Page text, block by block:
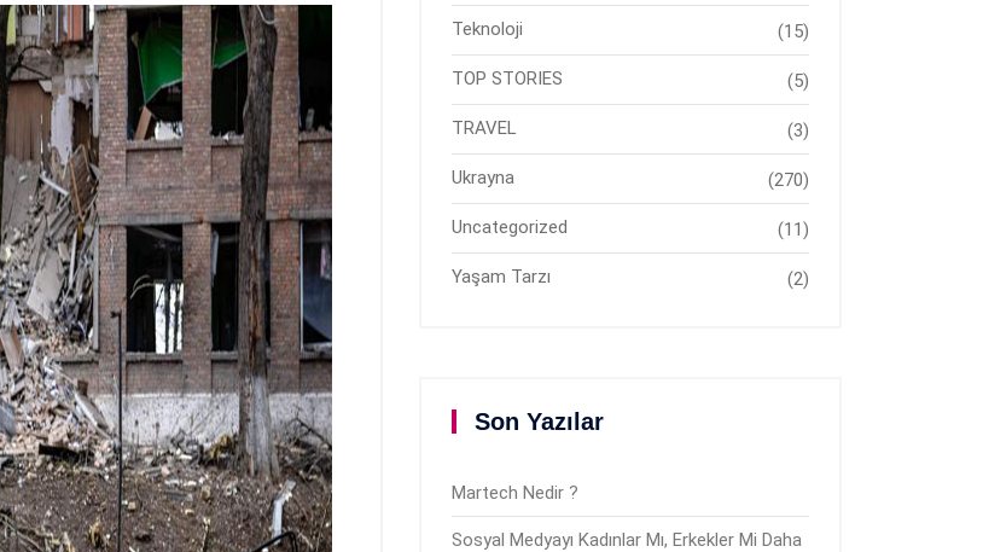
Teknoloji (15)
TOP STORIES (5)
TRAVEL (3)
Ukrayna (270)
Uncategorized (11)
Yaşam Tarzı (2)
Son Yazılar
Martech Nedir ?
Sosyal Medyayı Kadınlar Mı, Erkekler Mi Daha